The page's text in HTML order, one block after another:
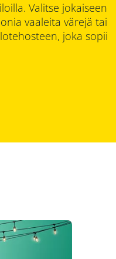
Valitse jokaiseen
vaaleita värejä tai
joka sopii